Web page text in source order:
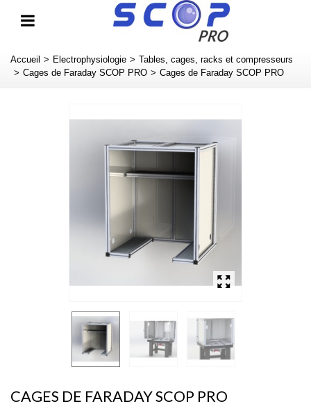
Accueil > Electrophysiologie > Tables, cages, racks et compresseurs
> Cages de Faraday SCOP PRO > Cages de Faraday SCOP PRO
CAGES DE FARADAY SCOP PRO